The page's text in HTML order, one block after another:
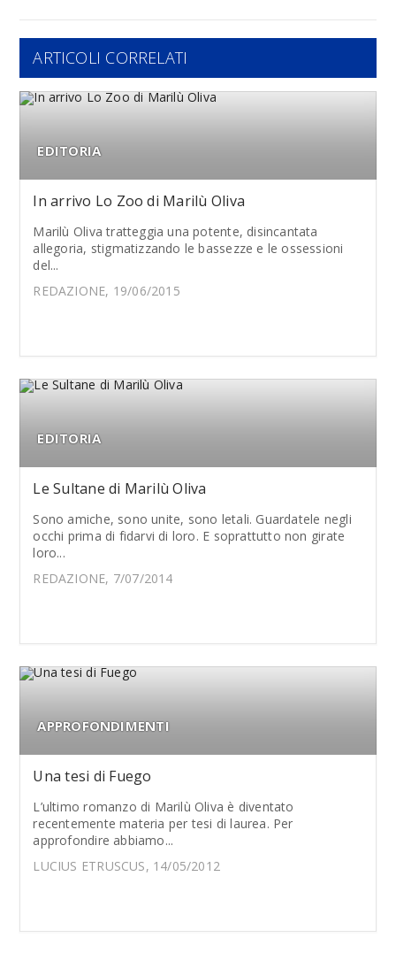
ARTICOLI CORRELATI
EDITORIA
In arrivo Lo Zoo di Marilù Oliva
Marilù Oliva tratteggia una potente, disincantata
allegoria, stigmatizzando le bassezze e le ossessioni
del...
REDAZIONE, 19/06/2015
EDITORIA
Le Sultane di Marilù Oliva
Sono amiche, sono unite, sono letali. Guardatele negli
occhi prima di fidarvi di loro. E soprattutto non girate
loro...
REDAZIONE, 7/07/2014
APPROFONDIMENTI
Una tesi di Fuego
L’ultimo romanzo di Marilù Oliva è diventato
recentemente materia per tesi di laurea. Per
approfondire abbiamo...
LUCIUS ETRUSCUS, 14/05/2012